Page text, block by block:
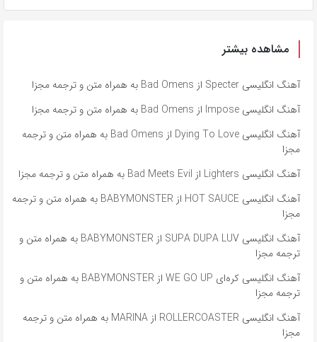
مشاهده بیشتر
آهنگ انگلیسی Specter از Bad Omens به همراه متن و ترجمه مجزا
آهنگ انگلیسی Impose از Bad Omens به همراه متن و ترجمه مجزا
آهنگ انگلیسی Dying To Love از Bad Omens به همراه متن و ترجمه
مجزا
آهنگ انگلیسی Lighters از Bad Meets Evil به همراه متن و ترجمه مجزا
آهنگ انگلیسی HOT SAUCE از BABYMONSTER به همراه متن و ترجمه
مجزا
آهنگ انگلیسی SUPA DUPA LUV از BABYMONSTER به همراه متن و
ترجمه مجزا
آهنگ انگلیسی کره‌ای WE GO UP از BABYMONSTER به همراه متن و
ترجمه مجزا
آهنگ انگلیسی ROLLERCOASTER از MARINA به همراه متن و ترجمه
مجزا